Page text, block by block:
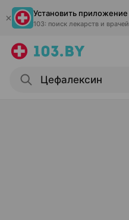
Установить приложение
103: поиск лекарств и врачей